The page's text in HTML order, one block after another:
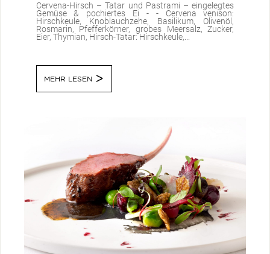
Cervena-Hirsch – Tatar und Pastrami – eingelegtes
Gemüse & pochiertes Ei - - Cervena venison:
Hirschkeule, Knoblauchzehe, Basilikum, Olivenöl,
Rosmarin, Pfefferkörner, grobes Meersalz, Zucker,
Eier, Thymian, Hirsch-Tatar: Hirschkeule,...
MEHR LESEN